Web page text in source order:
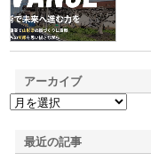
アーカイブ
最近の記事